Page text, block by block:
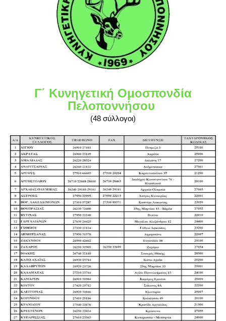
Γ΄ Κυνηγετική Ομοσπονδία
Πελοποννήσου
(48 σύλλογοι)